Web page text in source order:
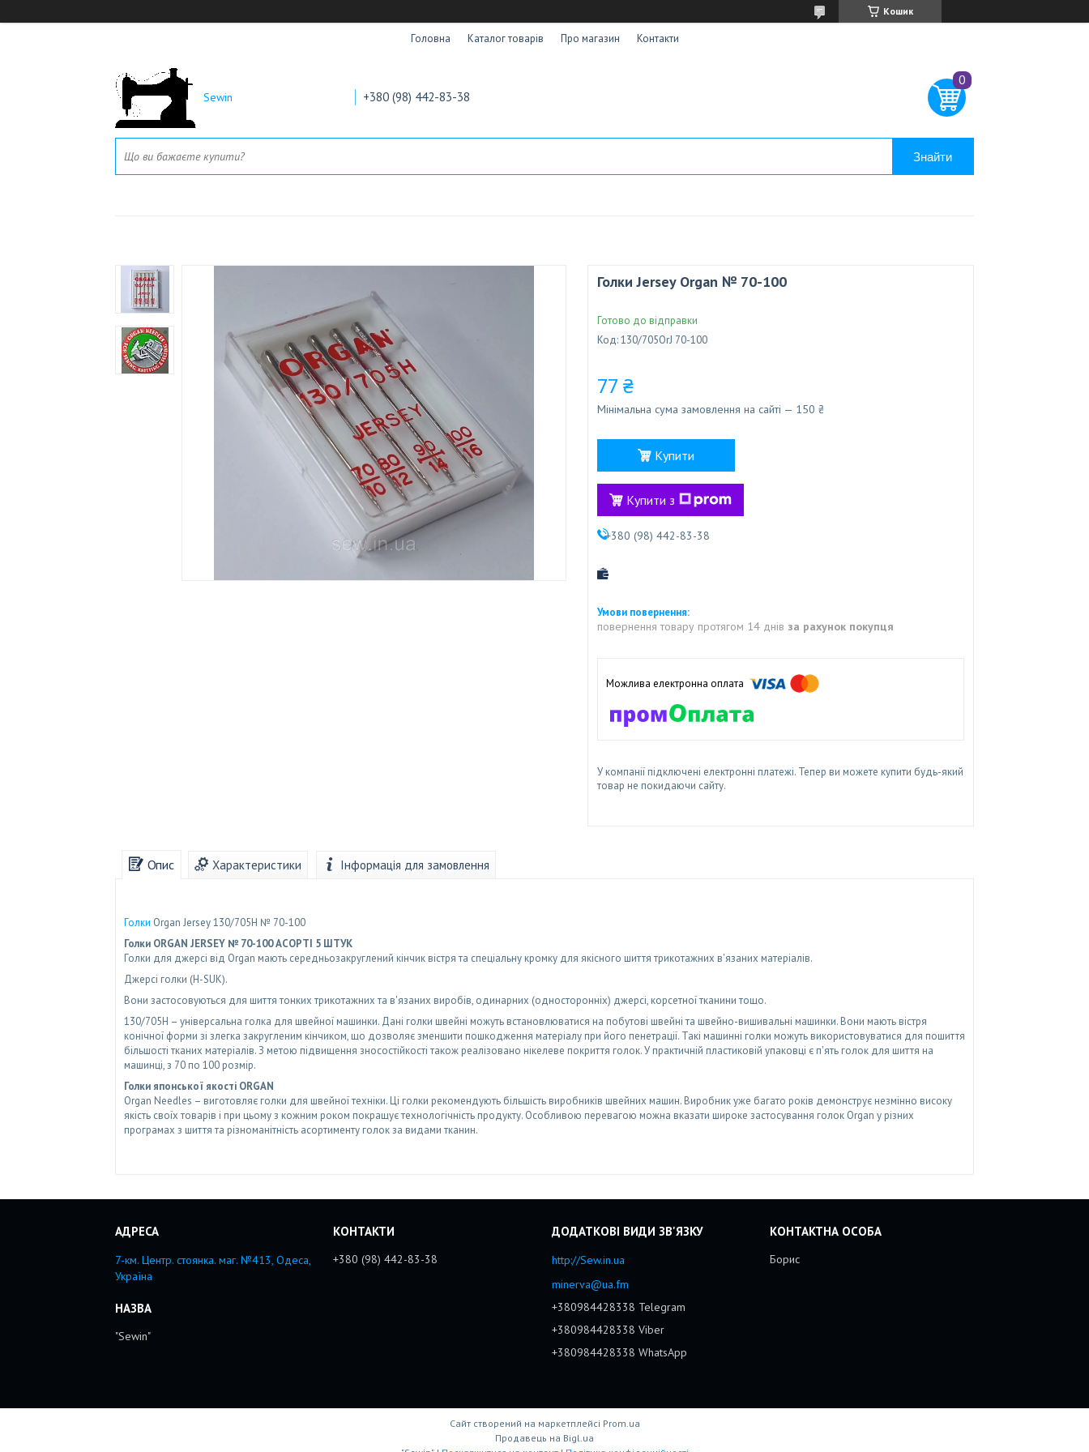
Кошик
Головна Каталог товарів Про магазин Контакти
Sewin +380 (98) 442-83-38
Знайти
Голки Jersey Organ № 70-100
Готово до відправки
Код:130/705OrJ 70-100
77 ₴
Мінімальна сума замовлення на сайті — 150 ₴
Купити
Купити з
+380 (98) 442-83-38
повернення товару протягом 14 днів за рахунок покупця
У компанії підключені електронні платежі. Тепер ви можете купити будь-який
товар не покидаючи сайту.
Опис Характеристики Інформація для замовлення
Голки Organ Jersey 130/705H № 70-100
Голки ORGAN JERSEY № 70-100 АСОРТІ 5 ШТУК
Голки для джерсі від Organ мають середньозакруглений кінчик вістря та спеціальну кромку для якісного шиття трикотажних в'язаних матеріалів.
Джерсі голки (H-SUK).
Вони застосовуються для шиття тонких трикотажних та в'язаних виробів, одинарних (односторонніх) джерсі, корсетної тканини тощо.
130/705H – універсальна голка для швейної машинки. Дані голки швейні можуть встановлюватися на побутові швейні та швейно-вишивальні машинки. Вони мають вістря
конічної форми зі злегка закругленим кінчиком, що дозволяє зменшити пошкодження матеріалу при його пенетрації. Такі машинні голки можуть використовуватися для пошиття
більшості тканих матеріалів. З метою підвищення зносостійкості також реалізовано нікелеве покриття голок. У практичній пластиковій упаковці є п'ять голок для шиття на
машинці, з 70 по 100 розмір.
Голки японської якості ORGAN
Organ Needles – виготовляє голки для швейної техніки. Ці голки рекомендують більшість виробників швейних машин. Виробник уже багато років демонструє незмінно високу
якість своїх товарів і при цьому з кожним роком покращує технологічність продукту. Особливою перевагою можна вказати широке застосування голок Organ у різних
програмах з шиття та різноманітність асортименту голок за видами тканин.
7-км. Центр. стоянка. маг. №413, Одеса,
Україна
"Sewin"
+380 (98) 442-83-38
http://Sew.in.ua
minerva@ua.fm
+380984428338 Telegram
+380984428338 Viber
+380984428338 WhatsApp
Борис
Сайт створений на маркетплейсі Prom.ua
Продавець на Bigl.ua